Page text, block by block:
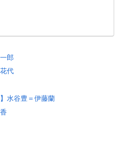
郎
代
水谷豊＝伊藤蘭